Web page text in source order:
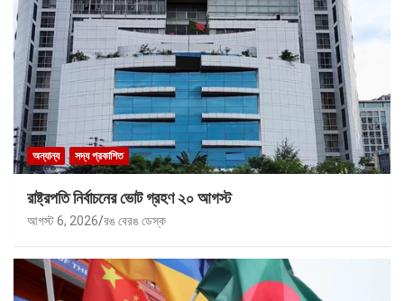
অন্যান্য সদ্য প্রকাশিত
রাষ্ট্রপতি নির্বাচনের ভোট গ্রহণ ২০ আগস্ট
আগস্ট 6, 2026 রঙ বেরঙ ডেস্ক